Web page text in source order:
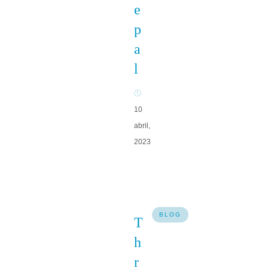
e
p
a
l
10
abril,
2023
BLOG
T
h
r